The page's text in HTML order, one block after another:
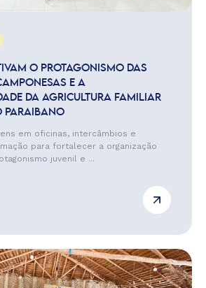
O PROTAGONISMO DAS
E A
DA AGRICULTURA FAMILIAR
PARAIBANO
em oficinas, intercâmbios e
para fortalecer a organização
juvenil e ...